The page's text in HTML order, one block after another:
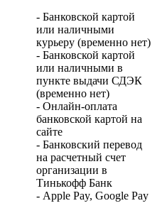
- Банковской картой
или наличными
курьеру (временно нет)
- Банковской картой
или наличными в
пункте выдачи СДЭК
(временно нет)
- Онлайн-оплата
банковской картой на
сайте
- Банковский перевод
на расчетный счет
организации в
Тинькофф Банк
- Apple Pay, Google Pay